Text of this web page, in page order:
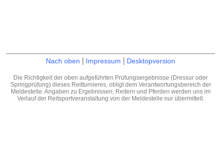
Nach oben Impressum Desktopversion
Die Richtigkeit der oben aufgeführten Prüfungsergebnisse (Dressur oder
Springprüfung) dieses Reitturnieres, obligt dem Verantwortungsbereich der
Meldestelle. Angaben zu Ergebnissen, Reitern und Pferden werden uns im
Verlauf der Reitsportveranstaltung von der Meldestelle nur übermittelt.